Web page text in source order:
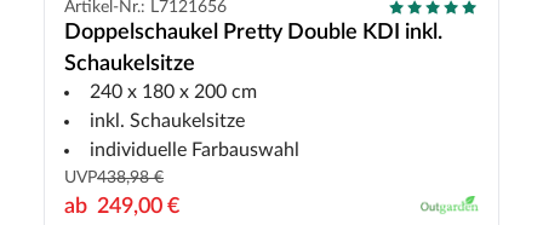
Artikel-Nr.: L7121656
Doppelschaukel Pretty Double KDI inkl.
Schaukelsitze
240 x 180 x 200 cm
inkl. Schaukelsitze
individuelle Farbauswahl
UVP438,98 €
ab 249,00 €